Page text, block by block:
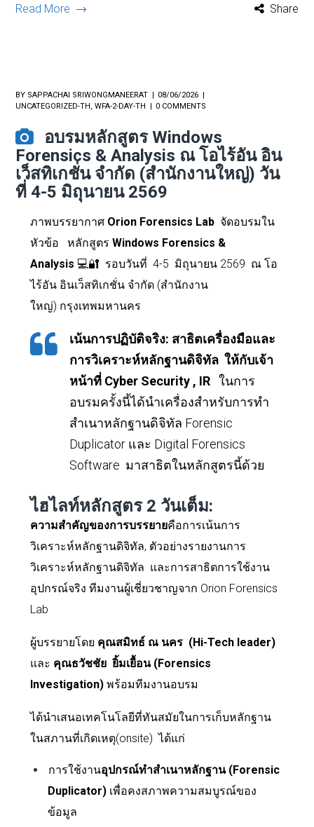
Read More Share
BY SAPPACHAI SRIWONGMANEERAT
08/06/2026
UNCATEGORIZED-TH,WFA-2-DAY-TH 0 COMMENTS
อบรมหลักสูตร Windows
Forensics & Analysis ณ โอไร้อัน อิน
เว็สทิเกชั่น จำกัด (สำนักงานใหญ่) วัน
ที่ 4-5 มิถุนายน 2569
ภาพบรรยากาศ Orion Forensics Lab จัดอบรมใน
หัวข้อ
หลักสูตร Windows Forensics &
Analysis 💻🔐 รอบวันที่ 4-5 มิถุนายน 2569 ณ โอ
ไร้อัน อินเว็สทิเกชั่น จำกัด (สำนักงาน
ใหญ่) กรุงเทพมหานคร
เน้นการปฏิบัติจริง: สาธิตเครื่องมือและ
การวิเคราะห์หลักฐานดิจิทัล ให้กับเจ้า
หน้าที่ Cyber Security , IR ในการ
อบรมครั้งนี้ได้นำเครื่องสำหรับการทำ
สำเนาหลักฐานดิจิทัล Forensic
Duplicator และ Digital Forensics
Software มาสาธิตในหลักสูตรนี้ด้วย
ไฮไลท์หลักสูตร 2 วันเต็ม:
ความสำคัญของการบรรยายคือการเน้นการ
วิเคราะห์หลักฐานดิจิทัล, ตัวอย่างรายงานการ
วิเคราะห์หลักฐานดิจิทัล และการสาธิตการใช้งาน
อุปกรณ์จริง ทีมงานผู้เชี่ยวชาญจาก Orion Forensics
Lab
ผู้บรรยายโดย คุณสมิทธ์ ณ นคร(Hi-Tech leader)
และ คุณธวัชชัย ยิ้มเยื้อน (Forensics
Investigation)พร้อมทีมงานอบรม
ได้นำเสนอเทคโนโลยีที่ทันสมัยในการเก็บหลักฐาน
ในสภานที่เกิดเหตุ(onsite)ได้แก่
การใช้งานอุปกรณ์ทำสำเนาหลักฐาน (Forensic
Duplicator) เพื่อคงสภาพความสมบูรณ์ของ
ข้อมูล